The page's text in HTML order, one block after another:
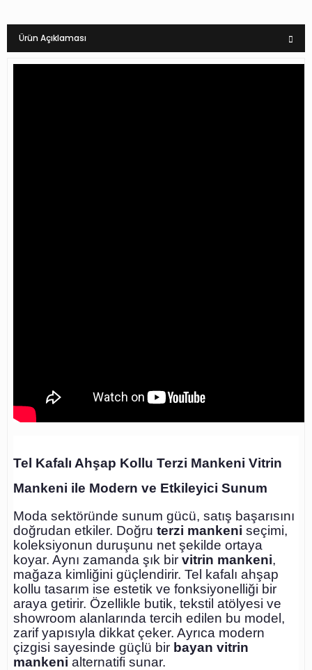
Ürün Açıklaması
Tel Kafalı Ahşap Kollu Terzi Mankeni Vitrin
Mankeni ile Modern ve Etkileyici Sunum
Moda sektöründe sunum gücü, satış başarısını
doğrudan etkiler. Doğru terzi mankeni seçimi,
koleksiyonun duruşunu net şekilde ortaya
koyar. Aynı zamanda şık bir vitrin mankeni,
mağaza kimliğini güçlendirir. Tel kafalı ahşap
kollu tasarım ise estetik ve fonksiyonelliği bir
araya getirir. Özellikle butik, tekstil atölyesi ve
showroom alanlarında tercih edilen bu model,
zarif yapısıyla dikkat çeker. Ayrıca modern
çizgisi sayesinde güçlü bir bayan vitrin
mankeni alternatifi sunar.